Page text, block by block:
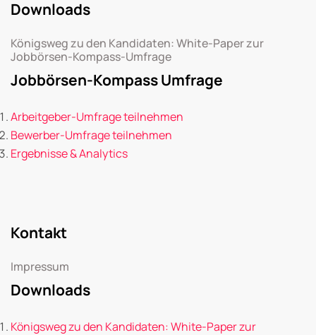
Downloads
Königsweg zu den Kandidaten: White-Paper zur
Jobbörsen-Kompass-Umfrage
Jobbörsen-Kompass Umfrage
Arbeitgeber-Umfrage teilnehmen
Bewerber-Umfrage teilnehmen
Ergebnisse & Analytics
Kontakt
Impressum
Downloads
Königsweg zu den Kandidaten: White-Paper zur